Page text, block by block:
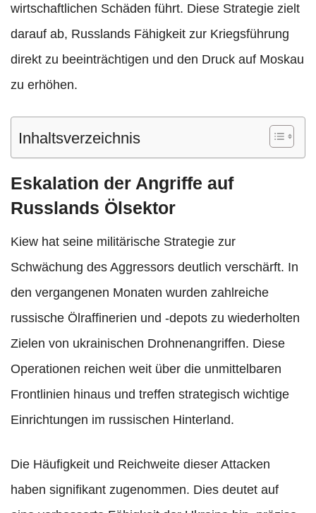
wirtschaftlichen Schäden führt. Diese Strategie zielt
darauf ab, Russlands Fähigkeit zur Kriegsführung
direkt zu beeinträchtigen und den Druck auf Moskau
zu erhöhen.
Inhaltsverzeichnis
Eskalation der Angriffe auf
Russlands Ölsektor
Kiew hat seine militärische Strategie zur
Schwächung des Aggressors deutlich verschärft. In
den vergangenen Monaten wurden zahlreiche
russische Ölraffinerien und -depots zu wiederholten
Zielen von ukrainischen Drohnenangriffen. Diese
Operationen reichen weit über die unmittelbaren
Frontlinien hinaus und treffen strategisch wichtige
Einrichtungen im russischen Hinterland.
Die Häufigkeit und Reichweite dieser Attacken
haben signifikant zugenommen. Dies deutet auf